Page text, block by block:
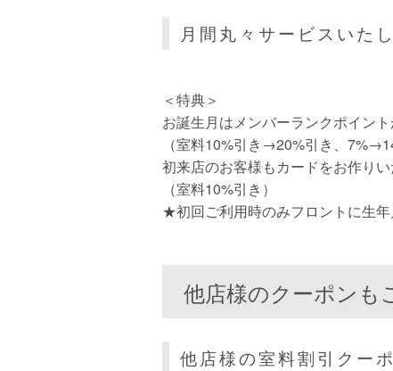
月間丸々サービスいたし
＜特典＞
お誕生月はメンバーランクポイント
（室料10%引き→20%引き、
初来店のお客様もカードをお作り
（室料10%引き）
★初回ご利用時のみフロントに生年
他店様のクーポンも
他店様の室料割引クー